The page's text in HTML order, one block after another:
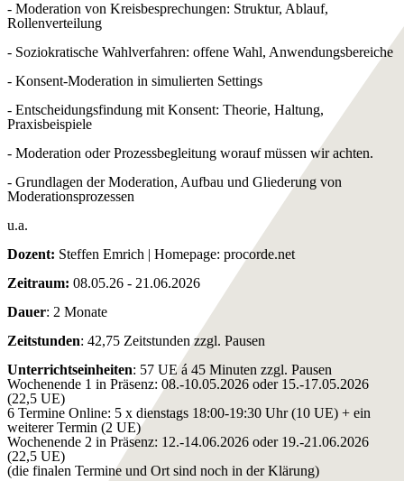
- Moderation von Kreisbesprechungen: Struktur, Ablauf,
Rollenverteilung
- Soziokratische Wahlverfahren: offene Wahl, Anwendungsbereiche
- Konsent-Moderation in simulierten Settings
- Entscheidungsfindung mit Konsent: Theorie, Haltung,
Praxisbeispiele
- Moderation oder Prozessbegleitung worauf müssen wir achten.
- Grundlagen der Moderation, Aufbau und Gliederung von
Moderationsprozessen
u.a.
Dozent: Steffen Emrich | Homepage: procorde.net
Zeitraum: 08.05.26 - 21.06.2026
Dauer: 2 Monate
Zeitstunden: 42,75 Zeitstunden zzgl. Pausen
Unterrichtseinheiten: 57 UE á 45 Minuten zzgl. Pausen
Wochenende 1 in Präsenz: 08.-10.05.2026 oder 15.-17.05.2026
(22,5 UE)
6 Termine Online: 5 x dienstags 18:00-19:30 Uhr (10 UE) + ein
weiterer Termin (2 UE)
Wochenende 2 in Präsenz: 12.-14.06.2026 oder 19.-21.06.2026
(22,5 UE)
(die finalen Termine und Ort sind noch in der Klärung)